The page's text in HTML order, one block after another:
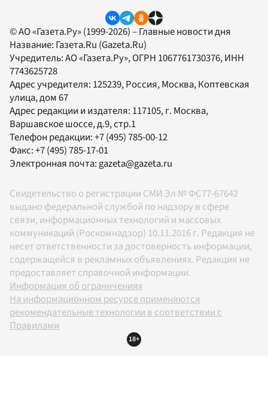
© АО «Газета.Ру» (1999-2026) – Главные новости дня
Название: Газета.Ru (Gazeta.Ru)
Учредитель:АО «Газета.Ру», ОГРН 1067761730376, ИНН
7743625728
Адрес учредителя: 125239, Россия, Москва, Коптевская
улица, дом 67
Адрес редакции и издателя: 117105, г. Москва,
Варшавское шоссе, д.9, стр.1
Телефон редакции:+7 (495) 785-00-12
Факс:+7 (495) 785-17-01
Электронная почта: gazeta@gazeta.ru
Свидетельство о регистрации СМИ Эл № ФС77-67642
выдано федеральной службой по надзору в сфере
связи, информационных технологий и массовых
коммуникаций (Роскомнадзор) 10.11.2016 г. Редакция не
несет ответственности за достоверность информации,
содержащейся в рекламных объявлениях. Редакция не
предоставляет справочной информации.
Информация об ограничениях
На информационном ресурсе применяются
рекомендательные технологии в соответствии с
Правилами
18+